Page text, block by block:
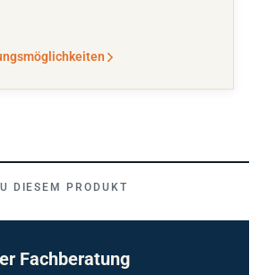
DIESEM PRODUKT
Fachberatung